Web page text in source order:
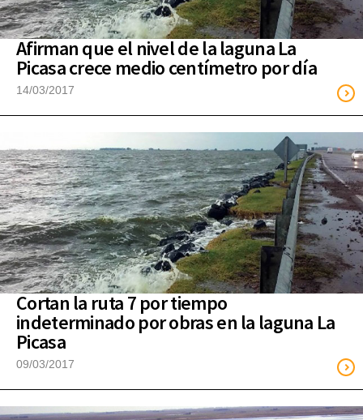
Afirman que el nivel de la laguna La
Picasa crece medio centímetro por día
14/03/2017
Cortan la ruta 7 por tiempo
indeterminado por obras en la laguna La
Picasa
09/03/2017